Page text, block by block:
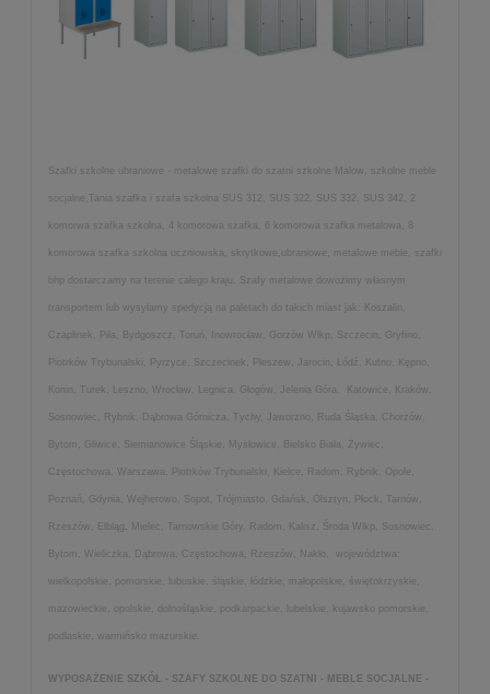
Szafki szkolne ubraniowe - metalowe szafki do szatni szkolne Malow, szkolne meble
socjalne,Tania szafka i szafa szkolna SUS 312, SUS 322, SUS 332, SUS 342, 2
komorwa szafka szkolna, 4 komorowa szafka, 6 komorowa szafka metalowa, 8
komorowa szafka szkolna uczniowska, skrytkowe,ubraniowe, metalowe meble, szafki
bhp dostarczamy na terenie całego kraju. Szafy metalowe dowozimy własnym
transportem lub wysyłamy spedycją na paletach do takich miast jak: Koszalin,
Czaplinek, Piła, Bydgoszcz, Toruń, Inowrocław, Gorzów Wlkp, Szczecin, Gryfino,
Piotrków Trybunalski, Pyrzyce, Szczecinek, Pleszew, Jarocin, Łódź, Kutno, Kępno,
Konin, Turek, Leszno, Wrocław, Legnica, Głogów, Jelenia Góra, Katowice, Kraków,
Sosnowiec, Rybnik, Dąbrowa Górnicza, Tychy, Jaworzno, Ruda Śląska, Chorzów,
Bytom, Gliwice, Siemianowice Śląskie, Mysłowice, Bielsko Biała, Żywiec,
Częstochowa, Warszawa, Piotrków Trybunalski, Kielce, Radom, Rybnik, Opole,
Poznań, Gdynia, Wejherowo, Sopot, Trójmiasto, Gdańsk, Olsztyn, Płock, Tarnów,
Rzeszów, Elbląg, Mielec, Tarnowskie Góry, Radom, Kalisz, Środa Wlkp, Sosnowiec,
Bytom, Wieliczka, Dąbrowa, Częstochowa, Rzeszów, Nakło, województwa:
wielkopolskie, pomorskie, lubuskie, śląskie, łódzkie, małopolskie, świętokrzyskie,
mazowieckie, opolskie, dolnośląskie, podkarpackie, lubelskie, kujawsko pomorskie,
podlaskie, warmińsko mazurskie.
WYPOSAŻENIE SZKÓŁ - SZAFY SZKOLNE DO SZATNI - MEBLE SOCJALNE -